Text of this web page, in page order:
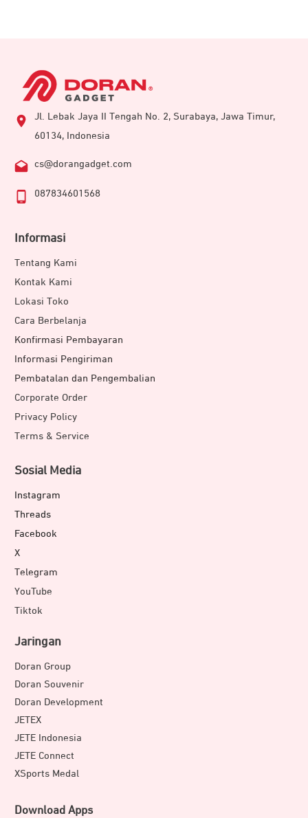
Jl. Lebak Jaya II Tengah No. 2, Surabaya, Jawa Timur,
60134, Indonesia
cs@dorangadget.com
087834601568
Informasi
Tentang Kami
Kontak Kami
Lokasi Toko
Cara Berbelanja
Konfirmasi Pembayaran
Informasi Pengiriman
Pembatalan dan Pengembalian
Corporate Order
Privacy Policy
Terms & Service
Sosial Media
Instagram
Threads
Facebook
X
Telegram
YouTube
Tiktok
Jaringan
Doran Group
Doran Souvenir
Doran Development
JETEX
JETE Indonesia
JETE Connect
XSports Medal
Download Apps